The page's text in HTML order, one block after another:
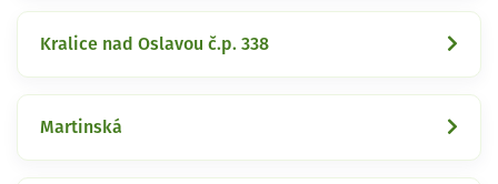
Kralice nad Oslavou č.p. 338
Martinská